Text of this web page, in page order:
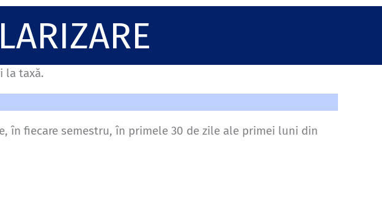
la taxă.
în fiecare semestru, în primele 30 de zile ale primei luni din